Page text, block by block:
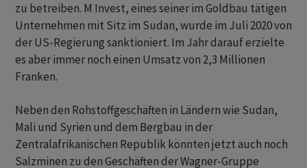
zu betreiben. M Invest, eines seiner im Goldbau tätigen
Unternehmen mit Sitz im Sudan, wurde im Juli 2020 von
der US-Regierung sanktioniert. Im Jahr darauf erzielte
es aber immer noch einen Umsatz von 2,3 Millionen
Franken.
Neben den Rohstoffgeschäften in Ländern wie Sudan,
Mali und Syrien und dem Bergbau in der
Zentralafrikanischen Republik könnten jetzt auch noch
Salzminen zu den Geschäften der Wagner-Gruppe